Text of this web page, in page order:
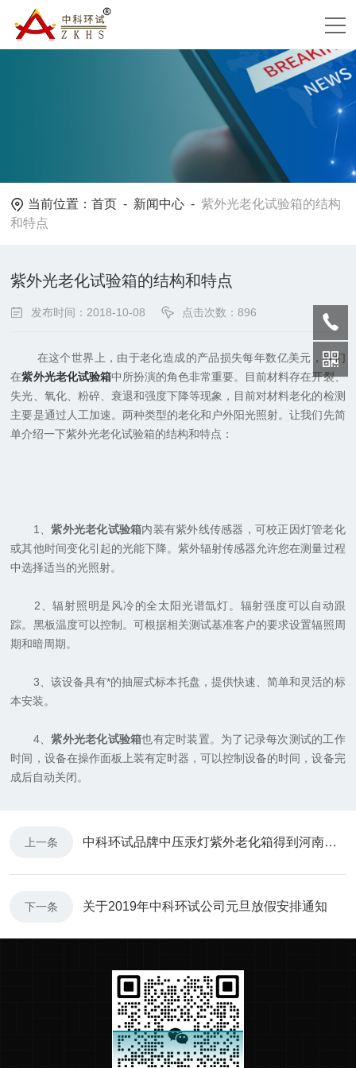
当前位置：首页 - 新闻中心 -紫外光老化试验箱的结构
和特点
紫外光老化试验箱的结构和特点
发布时间：2018-10-08 点击次数：896
在这个世界上，由于老化造成的产品损失每年数亿美元，我们
在紫外光老化试验箱中所扮演的角色非常重要。目前材料存在开裂、
失光、氧化、粉碎、衰退和强度下降等现象，目前对材料老化的检测
主要是通过人工加速。两种类型的老化和户外阳光照射。让我们先简
单介绍一下紫外光老化试验箱的结构和特点：
1、紫外光老化试验箱内装有紫外线传感器，可校正因灯管老化
或其他时间变化引起的光能下降。紫外辐射传感器允许您在测量过程
中选择适当的光照射。
2、辐射照明是风冷的全太阳光谱氙灯。辐射强度可以自动跟
踪。黑板温度可以控制。可根据相关测试基准客户的要求设置辐照周
期和暗周期。
3、该设备具有*的抽屉式标本托盘，提供快速、简单和灵活的标
本安装。
4、紫外光老化试验箱也有定时装置。为了记录每次测试的工作
时间，设备在操作面板上装有定时器，可以控制设备的时间，设备完
成后自动关闭。
上一条 中科环试品牌中压汞灯紫外老化箱得到河南省质检院青睐
下一条 关于2019年中科环试公司元旦放假安排通知